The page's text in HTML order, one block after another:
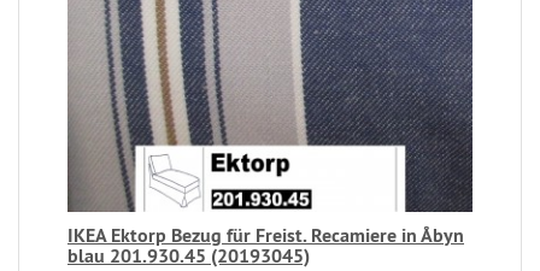
IKEA Ektorp Bezug für Freist. Recamiere in Åbyn
blau 201.930.45 (20193045)